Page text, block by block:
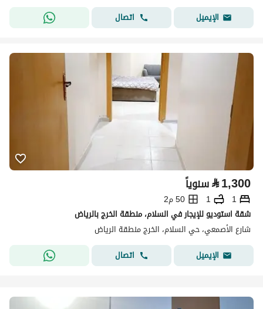
الإيميل
اتصال
⃁1,300 سنوياً
1
1
50 م2
شقة استوديو للإيجار في السلام، منطقة الخرج بالرياض
شارع الأصمعي، حي السلام، الخرج منطقة الرياض
الإيميل
اتصال